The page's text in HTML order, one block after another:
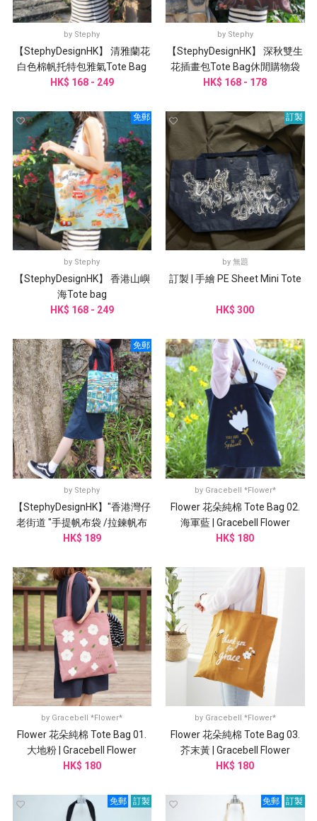
by Stephy
【StephyDesignHK】 清雅蘭花
白色棉帆托特包雅氣Tote Bag
HK$ 168 - 249
by Stephy
【StephyDesignHK】 深秋雙生
花插畫包Tote Bag休閒購物袋
HK$ 168 - 178
免郵
by Stephy
【StephyDesignHK】 香港山嶼
海Tote bag
HK$ 168 - 249
訂製
by 無題
訂製 | 手繪 PE Sheet Mini Tote
HK$ 300
免郵
by Stephy
【StephyDesignHK】"香港灣仔
老街道 "手提帆布袋 /拉鍊帆布
包 /帆布提袋
HK$ 189
by Gracebell *Flower*
Flower 花朵純棉 Tote Bag 02.
海軍藍 | Gracebell Flower
HK$ 180
by Gracebell *Flower*
Flower 花朵純棉 Tote Bag 01.
大地粉 | Gracebell Flower
HK$ 180
by Gracebell *Flower*
Flower 花朵純棉 Tote Bag 03.
芥末黃 | Gracebell Flower
HK$ 180
免郵 訂製 免郵 訂製